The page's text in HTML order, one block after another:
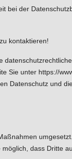
bei der
kontaktieren!
Sie unter https://
Datenschutz und
dass Dritte